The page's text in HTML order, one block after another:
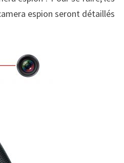
espion seront détaillés